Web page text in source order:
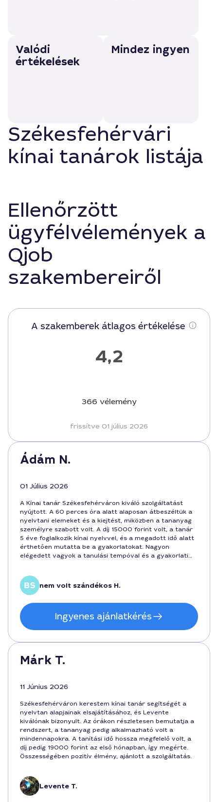
Valódi
értékelések
Mindez ingyen
Székesfehérvári
kínai tanárok listája
Ellenőrzött
ügyfélvélemények a
Qjob
szakembereiről
A szakemberek átlagos értékelése
4,2
366 vélemény
frissítve 01 július 2026
Ádám N.
01 Július 2026
A Kínai tanár Székesfehérváron kiváló szolgáltatást
nyújtott. A 60 perces óra alatt alaposan átbeszéltük a
nyelvtani elemeket és a kiejtést, miközben a tananyag
személyre szabott volt. A díj 15000 forint volt, a tanár
5 éve foglalkozik kínai nyelvvel, és a megadott idő alatt
érthetően mutatta be a gyakorlatokat. Nagyon
elégedett vagyok a tanulási tempóval és a gyakorlati
nem volt szándékos H.
Ingyenes ajánlatkérés
Márk T.
11 Június 2026
Székesfehérváron kerestem kínai tanár segítségét a
nyelvtan alapjainak elsajátításához, és Levente
kiválónak bizonyult. Az órákon részletesen bemutatja a
rendszert, a tananyag pedig alkalmazható volt a
mindennapokra. A tanítási idő hossza megfelelő volt, a
díj pedig 19000 forint az első hónapban, így megérte.
Összességében pozitív élmény, ajánlott a szolgáltatás.
Levente T.